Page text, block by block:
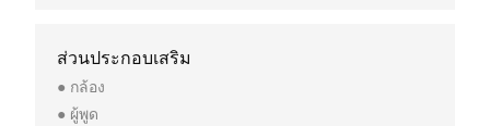
ส่วนประกอบเสริม
● กล้อง
● ผู้พูด